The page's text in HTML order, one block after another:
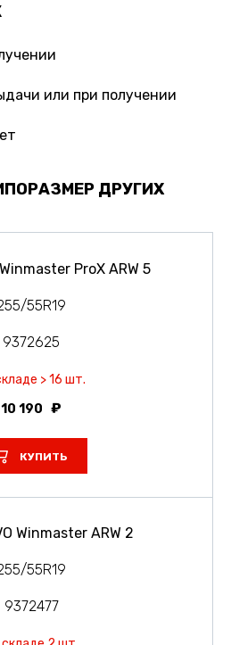
или при получении
ДРУГИХ
ProX ARW 5
55R19
9372625
> 16 шт.
10 190
КУПИТЬ
Winmaster ARW 2
55R19
9372477